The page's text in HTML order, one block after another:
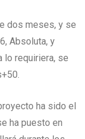
dos meses, y se
Absoluta, y
lo requiriera, se
ha sido el
ha puesto en